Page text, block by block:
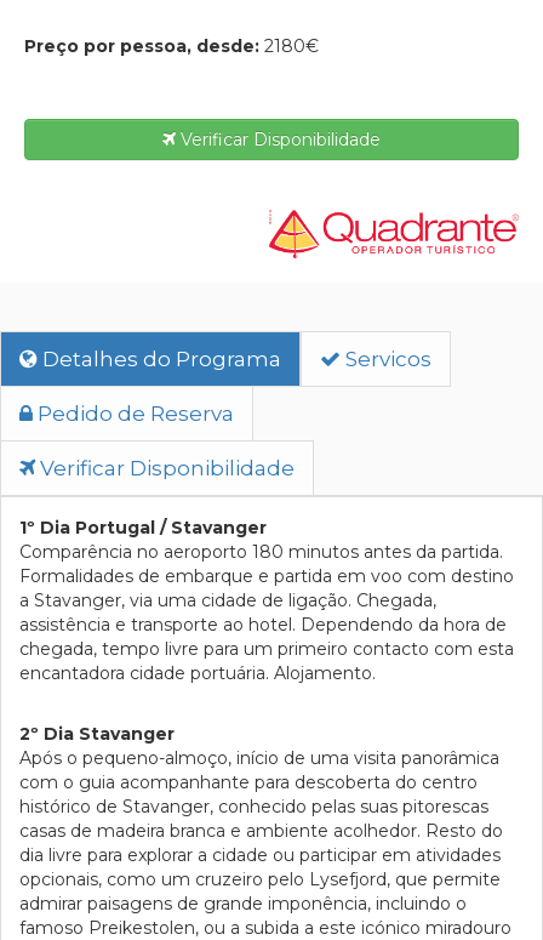
Preço por pessoa, desde: 2180€
Verificar Disponibilidade
Detalhes do Programa Servicos
Pedido de Reserva
Verificar Disponibilidade
1º Dia Portugal / Stavanger
Comparência no aeroporto 180 minutos antes da partida.
Formalidades de embarque e partida em voo com destino
a Stavanger, via uma cidade de ligação. Chegada,
assistência e transporte ao hotel. Dependendo da hora de
chegada, tempo livre para um primeiro contacto com esta
encantadora cidade portuária. Alojamento.
2º Dia Stavanger
Após o pequeno-almoço, início de uma visita panorâmica
com o guia acompanhante para descoberta do centro
histórico de Stavanger, conhecido pelas suas pitorescas
casas de madeira branca e ambiente acolhedor. Resto do
dia livre para explorar a cidade ou participar em atividades
opcionais, como um cruzeiro pelo Lysefjord, que permite
admirar paisagens de grande imponência, incluindo o
famoso Preikestolen, ou a subida a este icónico miradouro